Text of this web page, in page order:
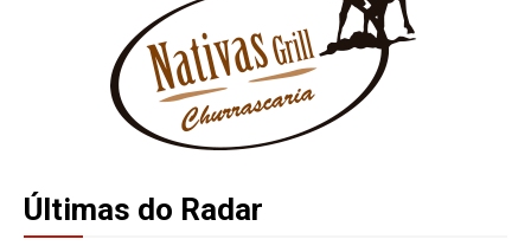
Últimas do Radar